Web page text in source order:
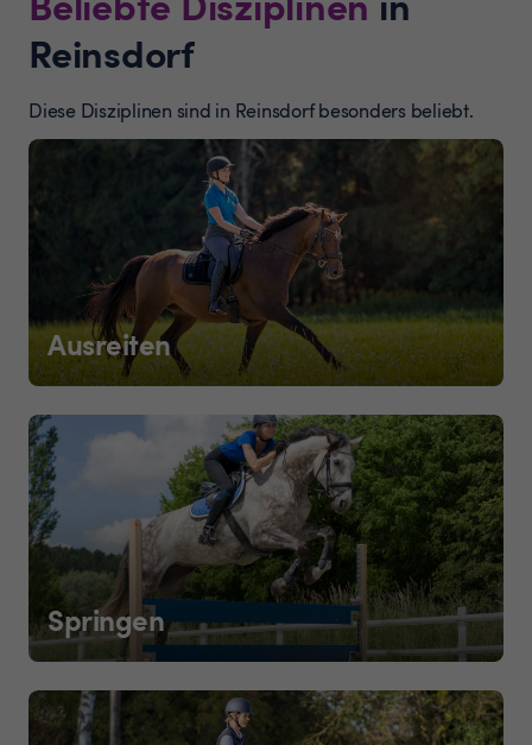
Reinsdorf
Diese Disziplinen sind in Reinsdorf besonders beliebt.
Ausreiten
Springen